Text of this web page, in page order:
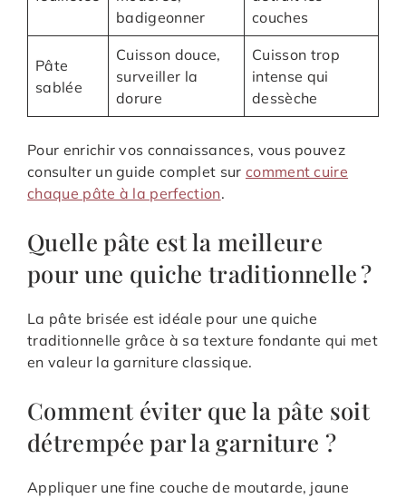
badigeonner
couches
Pâte
sablée
Cuisson douce,
surveiller la
dorure
Cuisson trop
intense qui
dessèche
Pour enrichir vos connaissances, vous pouvez
consulter un guide complet sur comment cuire
chaque pâte à la perfection.
Quelle pâte est la meilleure
pour une quiche traditionnelle ?
La pâte brisée est idéale pour une quiche
traditionnelle grâce à sa texture fondante qui met
en valeur la garniture classique.
Comment éviter que la pâte soit
détrempée par la garniture ?
Appliquer une fine couche de moutarde, jaune